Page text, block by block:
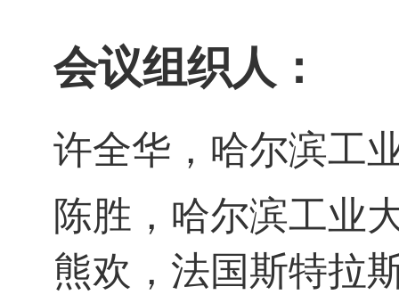
会议组织人：
许全华，哈尔滨工
陈胜，哈尔滨工业
熊欢，法国斯特拉